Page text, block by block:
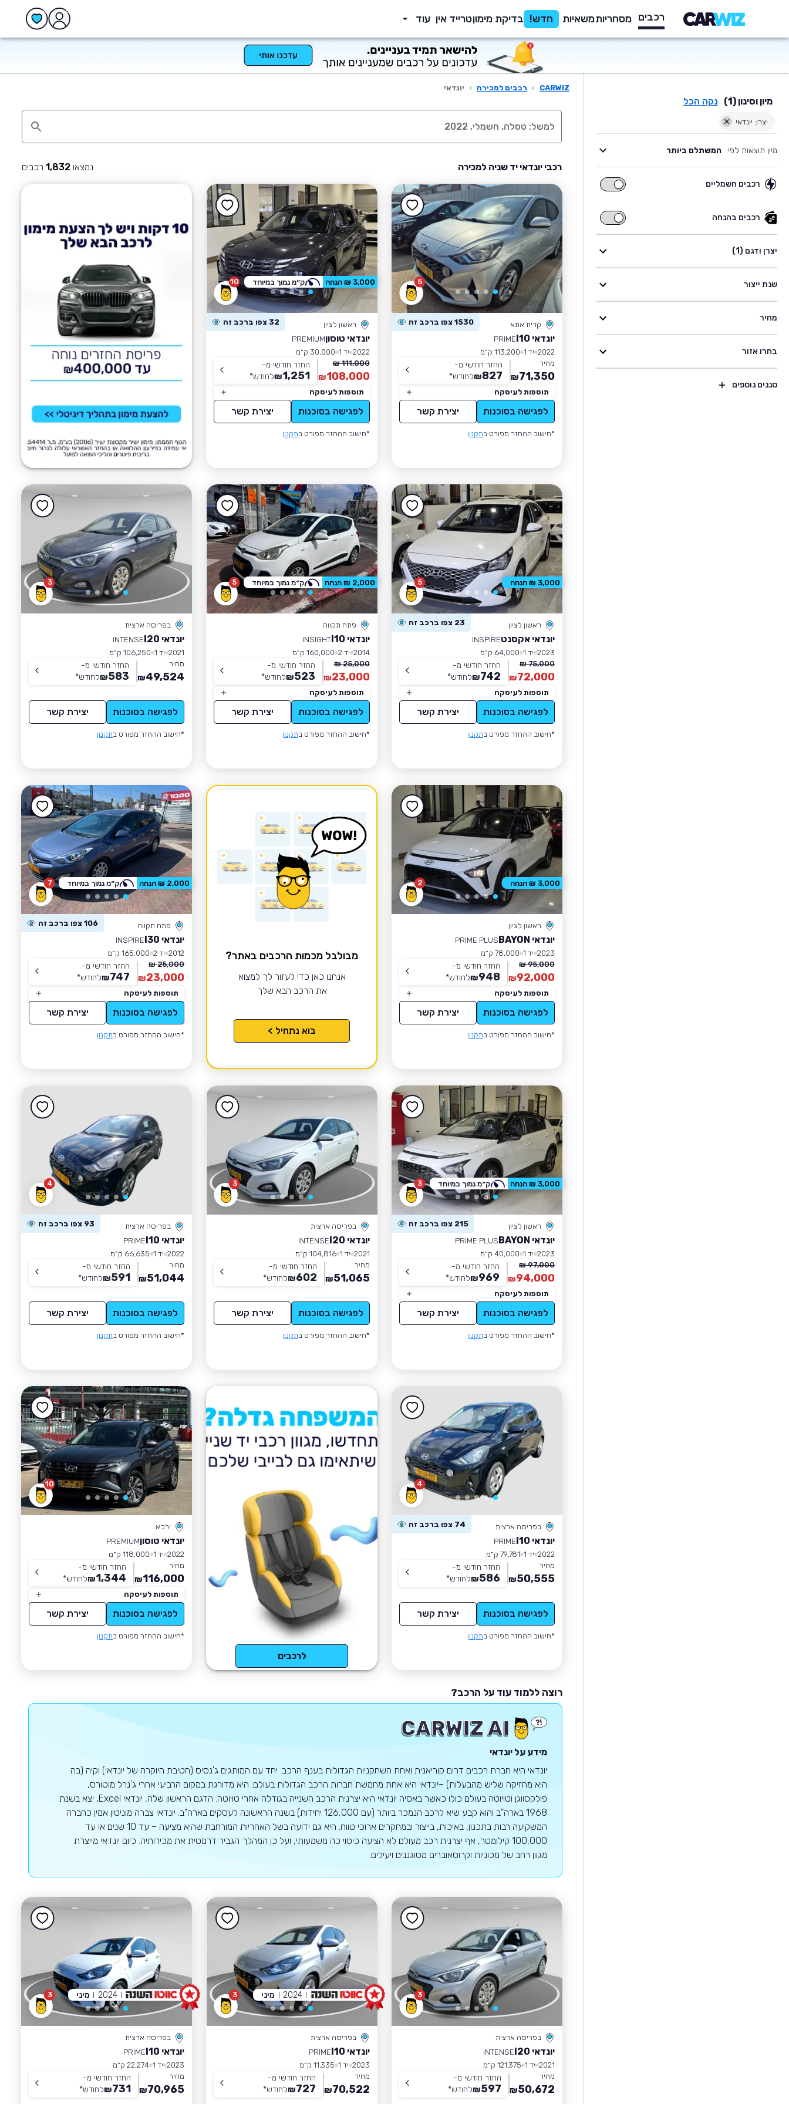
רכבים מסחריותמשאיות חדש! בדיקת מימוןטרייד אין עוד
מיון וסינון (1) נקה הכל
יצרן: יונדאי
מיון תוצאות לפי: המשתלם ביותר
רכבים חשמליים
רכבים
רכבים בהנחה
רכבים
בהנחה
יצרן ודגם (1)
שנת ייצור
מחיר
בחרו אזור
סננים נוספים
CARWIZ
› רכבים למכירה › יונדאי
רכבי יונדאי יד שניה למכירה נמצאו 1,832 רכבים
5
קרית אתא 1530 צפו ברכב זה
יונדאי I10
PRIME
2022 יד 1
113,200 ק״מ
מחיר
71,350
₪
החזר חודשי מ-
827
₪לחודש*
תוספות לעיסקה
לפגישה בסוכנות יצירת קשר
*חישוב ההחזר מפורט בתקנון
10
ראשון לציון 32 צפו ברכב זה
יונדאי טוסוןPREMIUM
2022 יד 1
30,000 ק״מ
111,000 ₪
108,000
₪
החזר חודשי מ-
1,251
₪לחודש*
תוספות לעיסקה
לפגישה בסוכנות יצירת קשר
*חישוב ההחזר מפורט בתקנון
3,000 ₪ הנחה ק״מ נמוך במיוחד
5
ראשון לציון 23 צפו ברכב זה
יונדאי אקסנטINSPIRE
2023 יד 1
64,000 ק״מ
75,000 ₪
72,000
₪
החזר חודשי מ-
742
₪לחודש*
תוספות לעיסקה
לפגישה בסוכנות יצירת קשר
*חישוב ההחזר מפורט בתקנון
3,000 ₪ הנחה 5
פתח תקווה
יונדאי I10
INSIGHT
2014 יד 2
160,000 ק״מ
25,000 ₪
23,000
₪
החזר חודשי מ-
523
₪לחודש*
תוספות לעיסקה
לפגישה בסוכנות יצירת קשר
*חישוב ההחזר מפורט בתקנון
2,000 ₪ הנחה ק״מ נמוך במיוחד 3
בפריסה ארצית
יונדאי I20
INTENSE
2021 יד 1
106,250 ק״מ
מחיר
49,524
₪
החזר חודשי מ-
583
₪לחודש*
לפגישה בסוכנות יצירת קשר
*חישוב ההחזר מפורט בתקנון
2
ראשון לציון
יונדאי BAYON
PRIME PLUS
2023 יד 1
78,000 ק״מ
95,000 ₪
92,000
₪
החזר חודשי מ-
948
₪לחודש*
תוספות לעיסקה
לפגישה בסוכנות יצירת קשר
*חישוב ההחזר מפורט בתקנון
3,000 ₪ הנחה
מבולבל מכמות הרכבים באתר?
אנחנו כאן כדי לעזור לך למצוא
את הרכב הבא שלך
בוא נתחיל >
7
פתח תקווה 106 צפו ברכב זה
יונדאי I30
INSPIRE
2012 יד 2
165,000 ק״מ
25,000 ₪
23,000
₪
החזר חודשי מ-
747
₪לחודש*
תוספות לעיסקה
לפגישה בסוכנות יצירת קשר
*חישוב ההחזר מפורט בתקנון
2,000 ₪ הנחה ק״מ נמוך במיוחד
3
ראשון לציון 215 צפו ברכב זה
יונדאי BAYON
PRIME PLUS
2023 יד 1
40,000 ק״מ
97,000 ₪
94,000
₪
החזר חודשי מ-
969
₪לחודש*
תוספות לעיסקה
לפגישה בסוכנות יצירת קשר
*חישוב ההחזר מפורט בתקנון
3,000 ₪ הנחה ק״מ נמוך במיוחד 3
בפריסה ארצית
יונדאי I20
INTENSE
2021 יד 1
104,816 ק״מ
מחיר
51,065
₪
החזר חודשי מ-
602
₪לחודש*
לפגישה בסוכנות יצירת קשר
*חישוב ההחזר מפורט בתקנון
4
בפריסה ארצית 93 צפו ברכב זה
יונדאי I10
PRIME
2022 יד 1
66,635 ק״מ
מחיר
51,044
₪
החזר חודשי מ-
591
₪לחודש*
לפגישה בסוכנות יצירת קשר
*חישוב ההחזר מפורט בתקנון
4
בפריסה ארצית 74 צפו ברכב זה
יונדאי I10
PRIME
2022 יד 1
79,781 ק״מ
מחיר
50,555
₪
החזר חודשי מ-
586
₪לחודש*
לפגישה בסוכנות יצירת קשר
*חישוב ההחזר מפורט בתקנון
לרכבים
10
ירכא
יונדאי טוסוןPREMIUM
2022 יד 1
118,000 ק״מ
מחיר
116,000
₪
החזר חודשי מ-
1,344
₪לחודש*
תוספות לעיסקה
לפגישה בסוכנות יצירת קשר
*חישוב ההחזר מפורט בתקנון
רוצה ללמוד עוד על הרכב?
מידע על יונדאי
יונדאי היא חברת רכבים דרום קוריאנית ואחת השחקניות הגדולות בענף הרכב. יחד עם המותגים ג'נסיס (חטיבת היוקרה של יונדאי) וקיה (בה
היא מחזיקה שליש מהבעלות) –יונדאי היא אחת מחמשת חברות הרכב הגדולות בעולם. היא מדורגת במקום הרביעי אחרי ג'נרל מוטורס,
פולקסווגן וטויוטה בעולם כולו כאשר באסיה יונדאי היא יצרנית הרכב השנייה בגודלה אחרי טויוטה. הדגם הראשון שלה, יונדאי Excel, יצא בשנת
1968 בארה"ב והוא קבע שיא לרכב הנמכר ביותר (עם 126,000 יחידות) בשנה הראשונה לעסקים בארה"ב. יונדאי צברה מוניטין אמין כחברה
המשקיעה רבות בתכנון, באיכות, בייצור ובמחקרים ארוכי טווח. היא גם ידועה בשל האחריות המורחבת שהיא מציעה – עד 10 שנים או עד
100,000 קילומטר, אף יצרנית רכב מעולם לא הציעה כיסוי כה משמעותי, ועל כן המהלך הגביר דרמטית את מכירותיה. כיום יונדאי מייצרת
מגוון רחב של מכוניות וקרוסאוברים מסוגננים ויעילים.
3
בפריסה ארצית
יונדאי I20
INTENSE
2021 יד 1
121,375 ק״מ
מחיר
50,672
₪
החזר חודשי מ-
597
₪לחודש*
3
בפריסה ארצית
יונדאי I10
PRIME
2023 יד 1
11,335 ק״מ
מחיר
70,522
₪
החזר חודשי מ-
727
₪לחודש*
2024 מיני 3
בפריסה ארצית
יונדאי I10
PRIME
2023 יד 1
22,274 ק״מ
מחיר
70,965
₪
החזר חודשי מ-
731
₪לחודש*
2024 מיני